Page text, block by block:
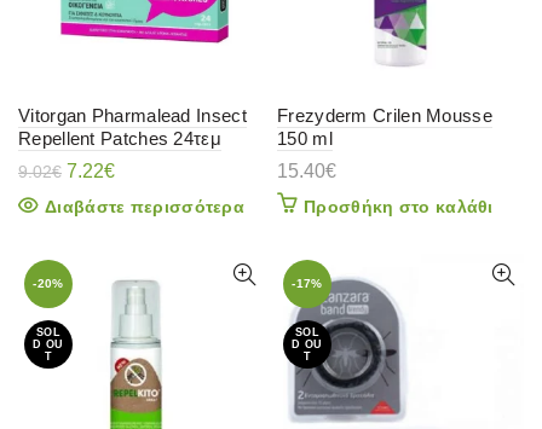
Vitorgan Pharmalead Insect
Repellent Patches 24τεμ
9.02€ Original
was:
7.22€Η
τιμή
Διαβάστε περισσότερα
Frezyderm Crilen Mousse
150 ml
15.40€
Προσθήκη στο καλάθι
-20%
SOL
D OU
T
-17%
SOL
D OU
T